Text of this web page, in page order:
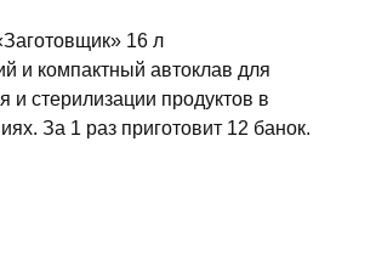
16 л
и компактный автоклав для
и стерилизации продуктов в
За 1 раз приготовит 12 банок.